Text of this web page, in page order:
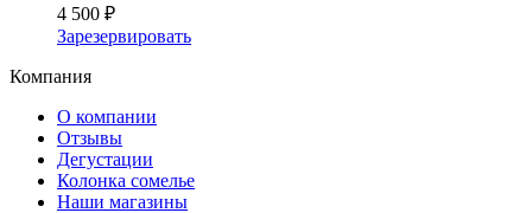
4 500 ₽
Зарезервировать
Компания
О компании
Отзывы
Дегустации
Колонка сомелье
Наши магазины